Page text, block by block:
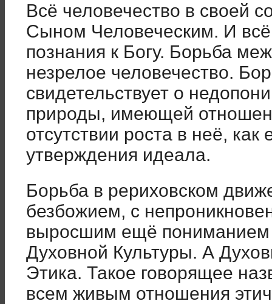
Всё человечество в своей
Сыном Человеческим. И всё
познания к Богу. Борьба
незрелое человечество.
свидетельствует о
природы, имеющей
отсутствии роста в неё,
утверждения идеала.
Борьба в рериховском
безбожием, с
выросшим ещё пониманием
Духовной Культуры. А
Этика. Такое говорящее
всем живым отношения